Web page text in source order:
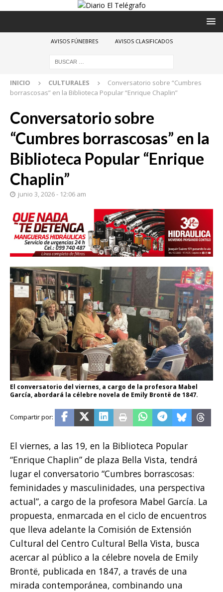
AVISOS FÚNEBRES AVISOS CLASIFICADOS
INICIO CULTURALES
Conversatorio sobre “Cumbres
borrascosas” en la Biblioteca Popular “Enrique Chaplin”
Conversatorio sobre
“Cumbres borrascosas” en la
Biblioteca Popular “Enrique
Chaplin”
junio 3, 2026 - 12:06 am
El conversatorio del viernes, a cargo de la profesora Mabel
García, abordará la célebre novela de Emily Brontë de 1847.
El viernes, a las 19, en la Biblioteca Popular
“Enrique Chaplin” de plaza Bella Vista, tendrá
lugar el conversatorio “Cumbres borrascosas:
feminidades y masculinidades, una perspectiva
actual”, a cargo de la profesora Mabel García. La
propuesta, enmarcada en el ciclo de encuentros
que lleva adelante la Comisión de Extensión
Cultural del Centro Cultural Bella Vista, busca
acercar al público a la célebre novela de Emily
Brontë, publicada en 1847, a través de una
mirada contemporánea, combinando una